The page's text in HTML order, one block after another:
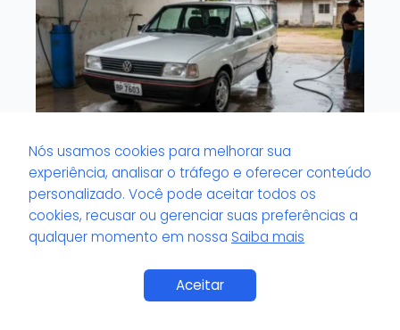
Lavacar com avaliação no Google:
como usar as notas a seu favor
Nós usamos cookies para melhorar sua
experiência, analisar o tráfego e oferecer conteúdo
personalizado. Você pode aceitar todos os
cookies, recusar ou gerenciar suas preferências a
qualquer momento em nossa Saiba mais
Aceitar